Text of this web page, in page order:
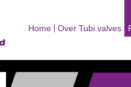
Home Over Tubi valves